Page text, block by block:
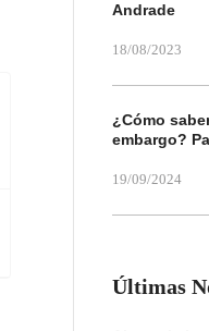
Andrade
18/08/2023
¿Cómo
embargo?
19/09/2024
Últimas